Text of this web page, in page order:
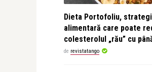
Dieta Portofoliu,
alimentară care poate
colesterolul „rău” cu
de revistatango